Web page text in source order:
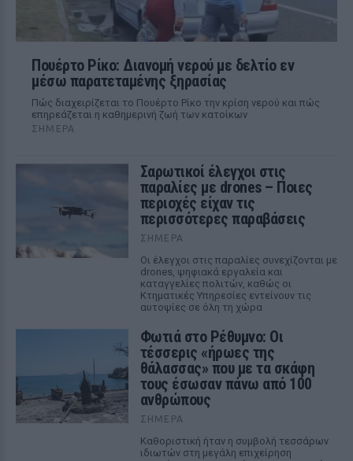
Πουέρτο Ρίκο: Διανομή νερού με δελτίο εν
μέσω παρατεταμένης ξηρασίας
Πώς διαχειρίζεται το Πουέρτο Ρίκο την κρίση νερού και πώς
επηρεάζεται η καθημερινή ζωή των κατοίκων
ΣΉΜΕΡΑ
Σαρωτικοί έλεγχοι στις
παραλίες με drones – Ποιες
περιοχές είχαν τις
περισσότερες παραβάσεις
ΣΉΜΕΡΑ
Οι έλεγχοι στις παραλίες συνεχίζονται με
drones, ψηφιακά εργαλεία και
καταγγελίες πολιτών, καθώς οι
Κτηματικές Υπηρεσίες εντείνουν τις
αυτοψίες σε όλη τη χώρα
Φωτιά στο Ρέθυμνο: Οι
τέσσερις «ήρωες της
θάλασσας» που με τα σκάφη
τους έσωσαν πάνω από 100
ανθρώπους
ΣΉΜΕΡΑ
Καθοριστική ήταν η συμβολή τεσσάρων
ιδιωτών στη μεγάλη επιχείρηση